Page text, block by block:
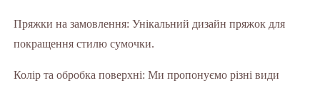
Пряжки на замовлення: Унікальний дизайн пряжок для
покращення стилю сумочки.
Колір та обробка поверхні: Ми пропонуємо різні види